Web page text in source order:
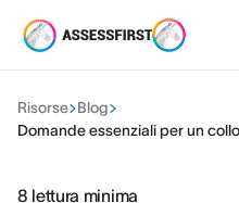
Risorse Blog
Domande essenziali per un
8 lettura minima